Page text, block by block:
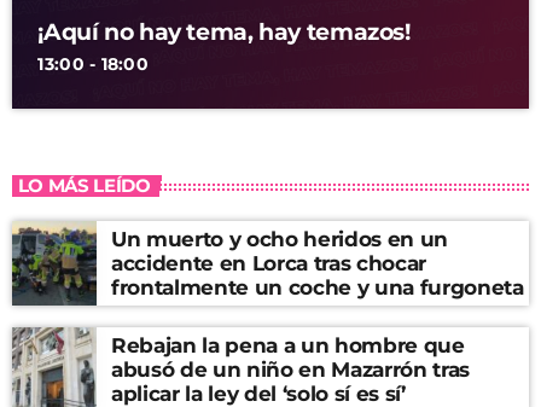
¡Aquí no hay tema, hay temazos!
13:00 - 18:00
LO MÁS LEÍDO
Un muerto y ocho heridos en un
accidente en Lorca tras chocar
frontalmente un coche y una furgoneta
Rebajan la pena a un hombre que
abusó de un niño en Mazarrón tras
aplicar la ley del ‘solo sí es sí’